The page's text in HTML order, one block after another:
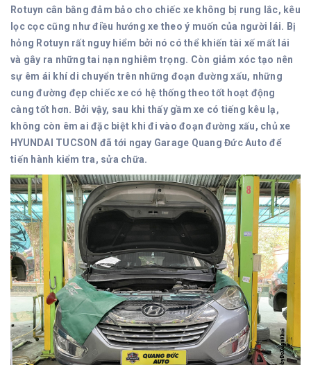
Rotuyn cân bằng đảm bảo cho chiếc xe không bị rung lắc, kêu
lọc cọc cũng như điều hướng xe theo ý muốn của người lái. Bị
hỏng Rotuyn rất nguy hiểm bởi nó có thể khiến tài xế mất lái
và gây ra những tai nạn nghiêm trọng. Còn giảm xóc tạo nên
sự êm ái khí di chuyển trên những đoạn đường xấu, những
cung đường đẹp chiếc xe có hệ thống theo tốt hoạt động
càng tốt hơn. Bởi vậy, sau khi thấy gầm xe có tiếng kêu lạ,
không còn êm ai đặc biệt khi đi vào đoạn đường xấu, chủ xe
HYUNDAI TUCSON đã tới ngay Garage Quang Đức Auto để
tiến hành kiểm tra, sửa chữa.